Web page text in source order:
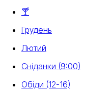
🍸
Грудень
Лютий
Сніданки (9:00)
Обіди (12-16)